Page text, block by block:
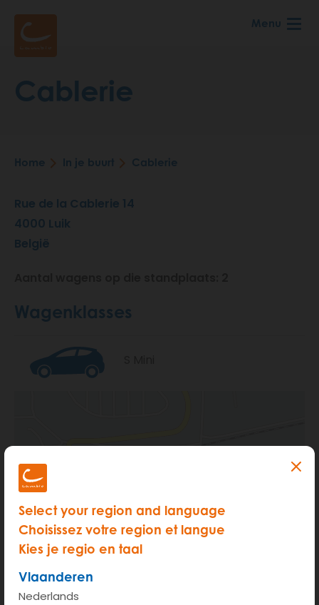
Select your region and language
Choisissez votre region et langue
Kies je regio en taal
Vlaanderen
Nederlands
Menu
Cablerie
Home In je buurt Cablerie
Rue de la Cablerie 14
4000 Luik
België
Wagenklasses